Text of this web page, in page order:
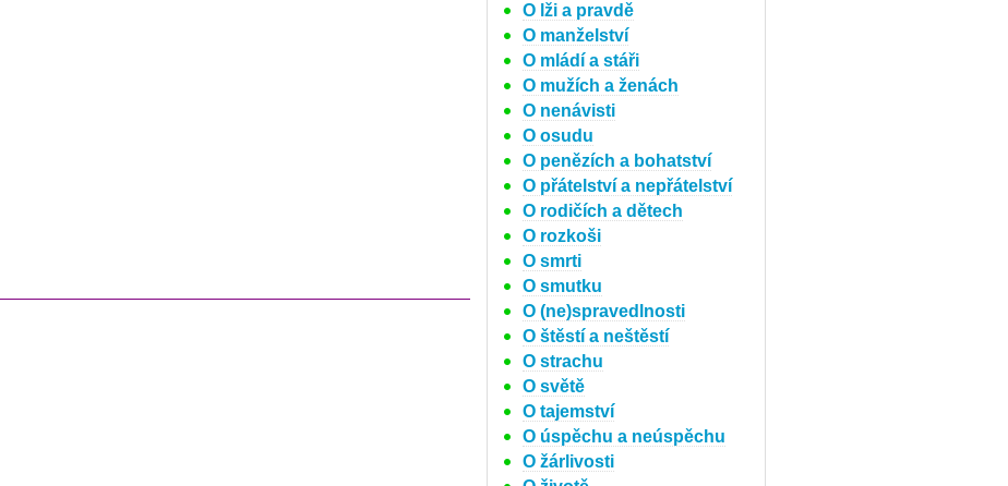
O lži a pravdě
O manželství
O mládí a stáři
O mužích a ženách
O nenávisti
O osudu
O penězích a bohatství
O přátelství a nepřátelství
O rodičích a dětech
O rozkoši
O smrti
O smutku
O (ne)spravedlnosti
O štěstí a neštěstí
O strachu
O světě
O tajemství
O úspěchu a neúspěchu
O žárlivosti